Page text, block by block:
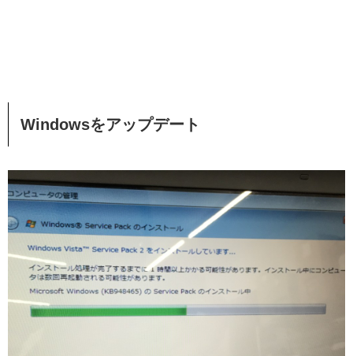
Windowsをアップデート